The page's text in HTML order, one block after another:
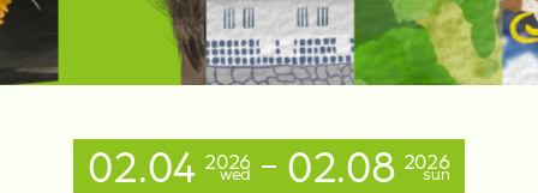
PRODUCT INFORMATION CONTACT
お問い合わせ
イベントスペースのご利用について
02.04 2026
wed 02.08 2026
sun